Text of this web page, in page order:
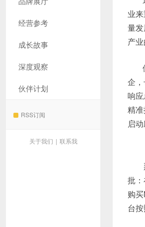
经营参考
成长故事
深度观察
伙伴计划
RSS订阅
关于我们 | 联系我
业
量
产
企
响
精
启
那
批
购
台